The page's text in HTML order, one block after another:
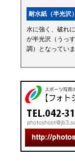
耐水紙（半光沢）
水に強く、破れ
が半光沢（うっ
調）となっていま